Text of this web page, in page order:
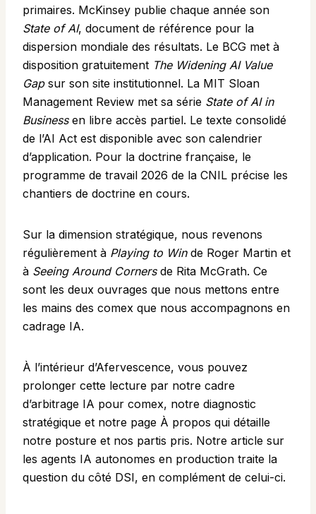
primaires. McKinsey publie chaque année son
State of AI, document de référence pour la
dispersion mondiale des résultats. Le BCG met à
disposition gratuitement The Widening AI Value
Gapsur son site institutionnel. La MIT Sloan
Management Review met sa série State of AI in
Businessen libre accès partiel. Le texte consolidé
de l’AI Act est disponible avec son calendrier
d’application. Pour la doctrine française, le
programme de travail 2026 de la CNIL précise les
chantiers de doctrine en cours.
Sur la dimension stratégique, nous revenons
régulièrement à Playing to Winde Roger Martin et
à Seeing Around Cornersde Rita McGrath. Ce
sont les deux ouvrages que nous mettons entre
les mains des comex que nous accompagnons en
cadrage IA.
À l’intérieur d’Afervescence, vous pouvez
prolonger cette lecture par notre cadre
d’arbitrage IA pour comex, notre diagnostic
stratégique et notre page À propos qui détaille
notre posture et nos partis pris. Notre article sur
les agents IA autonomes en production traite la
question du côté DSI, en complément de celui-ci.